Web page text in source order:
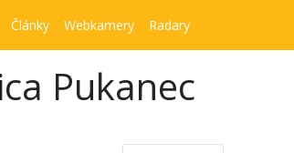
Články Webkamery Radary
Pukanec